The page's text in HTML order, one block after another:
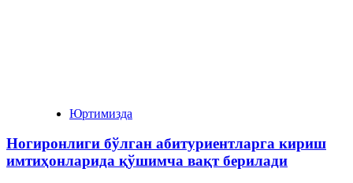
Юртимизда
Ногиронлиги бўлган абитуриентларга кириш
имтиҳонларида қўшимча вақт берилади